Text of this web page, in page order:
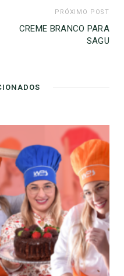
PRÓXIMO POST
CREME BRANCO PARA
SAGU